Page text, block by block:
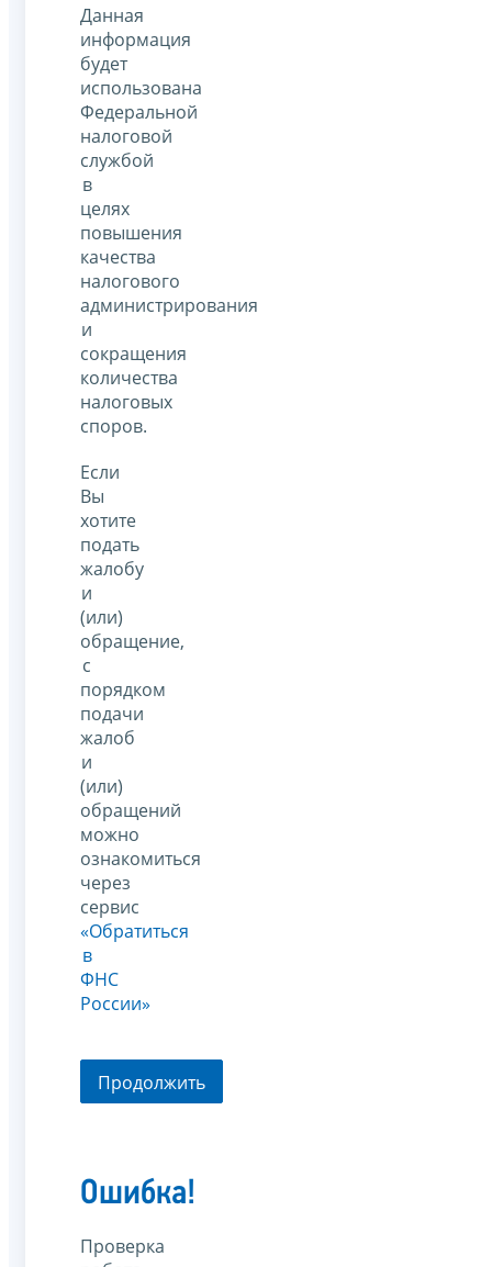
Данная
информация
будет
использована
Федеральной
налоговой
службой
в
целях
повышения
качества
налогового
администрирования
и
сокращения
количества
налоговых
споров.
Если
Вы
хотите
подать
жалобу
и
(или)
обращение,
с
порядком
подачи
жалоб
и
(или)
обращений
можно
ознакомиться
через
сервис
«Обратиться
в
ФНС
России»
Продолжить
Ошибка!
Проверка